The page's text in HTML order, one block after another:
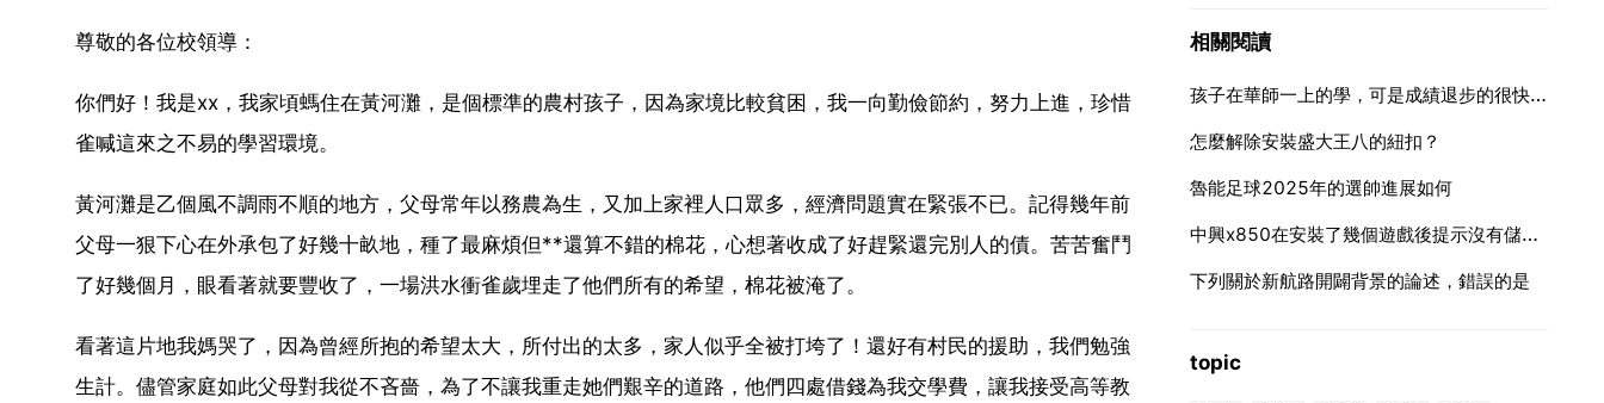
尊敬的各位校領導：
你們好！我是xx，我家頃螞住在黃河灘，是個標準的農村孩子，因為家境比較貧困，我一向勤儉節約，努力上進，珍惜
雀喊這來之不易的學習環境。
黃河灘是乙個風不調雨不順的地方，父母常年以務農為生，又加上家裡人口眾多，經濟問題實在緊張不已。記得幾年前
父母一狠下心在外承包了好幾十畝地，種了最麻煩但**還算不錯的棉花，心想著收成了好趕緊還完別人的債。苦苦奮鬥
了好幾個月，眼看著就要豐收了，一場洪水衝雀歲埋走了他們所有的希望，棉花被淹了。
看著這片地我媽哭了，因為曾經所抱的希望太大，所付出的太多，家人似乎全被打垮了！還好有村民的援助，我們勉強
生計。儘管家庭如此父母對我從不吝嗇，為了不讓我重走她們艱辛的道路，他們四處借錢為我交學費，讓我接受高等教
相關閱讀
孩子在華師一上的學，可是成績退步的很快。就好的辦法不？
怎麼解除安裝盛大王八的紐扣？
魯能足球2025年的選帥進展如何
中興x850在安裝了幾個遊戲後提示沒有儲存空間怎麼回事
下列關於新航路開闢背景的論述，錯誤的是
topic